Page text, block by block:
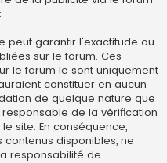
peut garantir l'exactitude ou
sur le forum. Ces
le forum le sont uniquement
constituer en aucun
de quelque nature que
responsable de la vérification
site. En conséquence,
disponibles, ne
responsabilité de